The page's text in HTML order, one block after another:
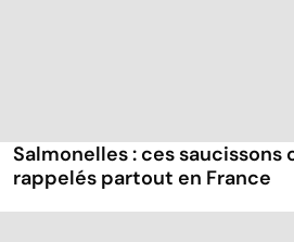
Salmonelles : ces
rappelés partout en France